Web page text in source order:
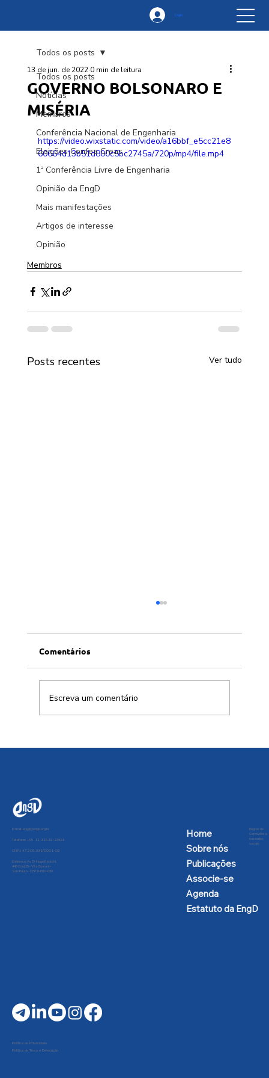
Login
Todos os posts
Notícias
Membros
Conferência Nacional de Engenharia
Eleições Confea Creas
1ª Conferência Livre de Engenharia
Opinião da EngD
Mais manifestações
Artigos de interesse
Opinião
Todos os posts
GOVERNO BOLSONARO E
MISÉRIA
13 de jun. de 2022 0 min de leitura
https://video.wixstatic.com/video/a16bbf_e5cc21e8
60664d13b51d800c5bc2745a/720p/mp4/file.mp4
Membros
Posts recentes Ver tudo
Comentários
Escreva um comentário
E-mail:engd@engd.org.br
Telefone: +55 11 91592-2809
CNPJ: 47.205.991/0001-02
Endereço: Av Dr Hugo Beolchi,
445 Conj 25 - Vila Guarani -
São Paulo - CEP: 04310-030
Home
Sobre nós
Publicações
Associe-se
Agenda
Estatuto da EngD
Regras de
Convivência
nas redes
sociais
Política de Privacidade
Política de Troca e Devolução